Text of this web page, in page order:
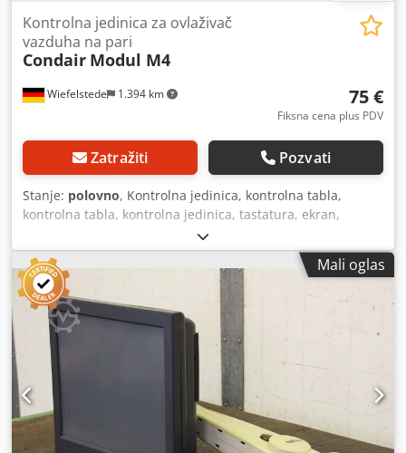
Wiefelstede 1.394 km
Kontrolna jedinica za ovlaživač
vazduha na pari
Condair Modul M4
75 €
Fiksna cena plus PDV
Zatražiti Pozvati
Stanje: polovno, Kontrolna jedinica, kontrolna tabla,
kontrolna tabla, kontrolna jedinica, tastatura, ekran,
kontrola, vlažnost vazduha, dehumidacija i isparljivo
hlađenje -Modul: M4 (veliki ekran) -za: Condair CP2 -Tip:
M4 Crjdpfxed Tq Rxe Acwsf -Težina: 0,3 kg
Mali oglas